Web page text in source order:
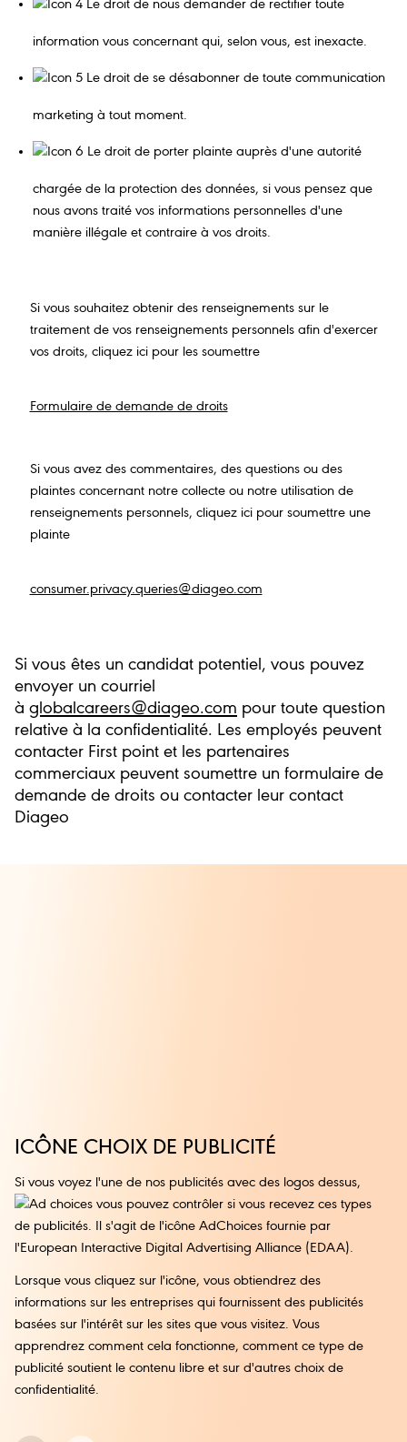
Le droit de nous demander de rectifier toute
information vous concernant qui, selon vous, est inexacte.
Le droit de se désabonner de toute communication
marketing à tout moment.
Le droit de porter plainte auprès d'une autorité
chargée de la protection des données, si vous pensez que
nous avons traité vos informations personnelles d'une
manière illégale et contraire à vos droits.
Si vous souhaitez obtenir des renseignements sur le
traitement de vos renseignements personnels afin d'exercer
vos droits, cliquez ici pour les soumettre
Formulaire de demande de droits
Si vous avez des commentaires, des questions ou des
plaintes concernant notre collecte ou notre utilisation de
renseignements personnels, cliquez ici pour soumettre une
plainte
consumer.privacy.queries@diageo.com
Si vous êtes un candidat potentiel, vous pouvez
envoyer un courriel
à globalcareers@diageo.com pour toute question
relative à la confidentialité. Les employés peuvent
contacter First point et les partenaires
commerciaux peuvent soumettre un formulaire de
demande de droits ou contacter leur contact
Diageo
ICÔNE CHOIX DE PUBLICITÉ
Si vous voyez l'une de nos publicités avec des logos dessus,
vous pouvez contrôler si vous recevez ces types
de publicités. Il s'agit de l'icône AdChoices fournie par
l'European Interactive Digital Advertising Alliance (EDAA).
Lorsque vous cliquez sur l'icône, vous obtiendrez des
informations sur les entreprises qui fournissent des publicités
basées sur l'intérêt sur les sites que vous visitez. Vous
apprendrez comment cela fonctionne, comment ce type de
publicité soutient le contenu libre et sur d'autres choix de
confidentialité.